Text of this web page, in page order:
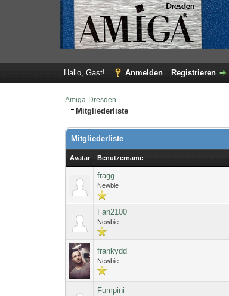
Hallo, Gast!
Anmelden Registrieren
Amiga-Dresden
Mitgliederliste
Mitgliederliste
Avatar Benutzername
fragg
Newbie
Fan2100
Newbie
frankydd
Newbie
Fumpini